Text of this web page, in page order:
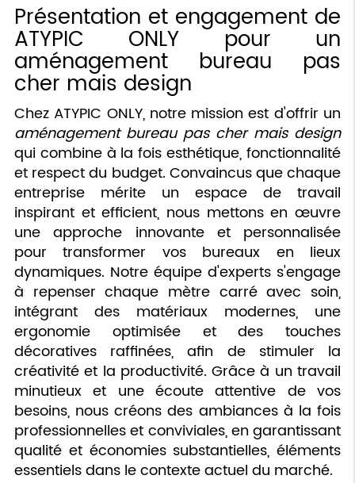
Présentation et engagement de
ATYPIC ONLY pour un
aménagement bureau pas
cher mais design
Chez ATYPIC ONLY, notre mission est d'offrir un
aménagement bureau pas cher mais design
qui combine à la fois esthétique, fonctionnalité
et respect du budget. Convaincus que chaque
entreprise mérite un espace de travail
inspirant et efficient, nous mettons en œuvre
une approche innovante et personnalisée
pour transformer vos bureaux en lieux
dynamiques. Notre équipe d'experts s'engage
à repenser chaque mètre carré avec soin,
intégrant des matériaux modernes, une
ergonomie optimisée et des touches
décoratives raffinées, afin de stimuler la
créativité et la productivité. Grâce à un travail
minutieux et une écoute attentive de vos
besoins, nous créons des ambiances à la fois
professionnelles et conviviales, en garantissant
qualité et économies substantielles, éléments
essentiels dans le contexte actuel du marché.